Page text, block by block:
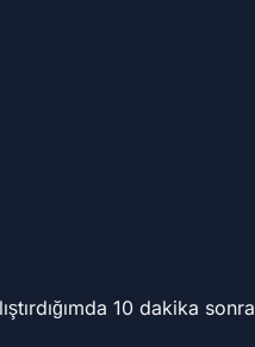
10 dakika